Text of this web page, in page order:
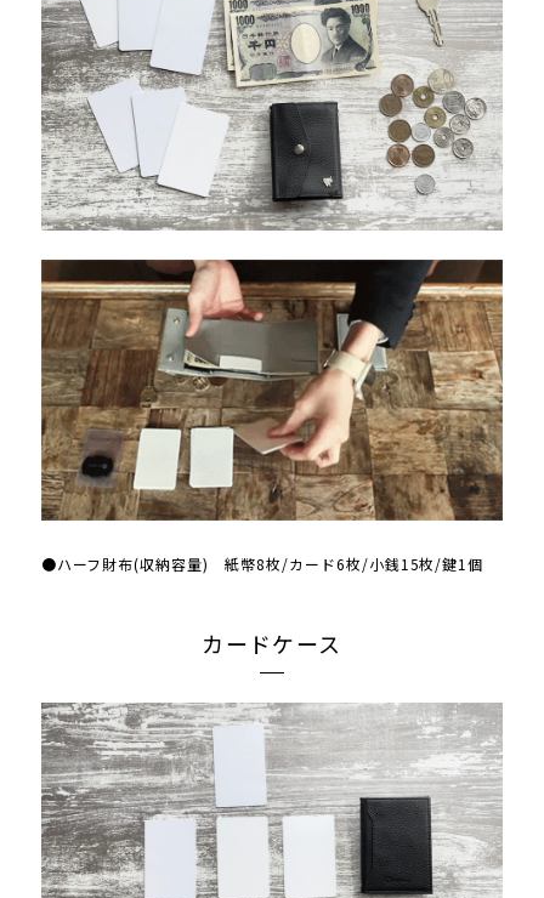
●ハーフ財布(収納容量) 紙幣8枚/カード6枚/小銭15枚/鍵1個
カードケース